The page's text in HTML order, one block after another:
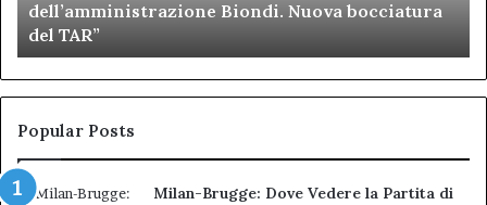
figuraccia
dell’amministrazione
Biondi.
Nuova
bocciatura
del
dell’amministrazione Biondi. Nuova bocciatura
del TAR”
ai
Popular Posts
Milan-Brugge: Dove Vedere la Partita di